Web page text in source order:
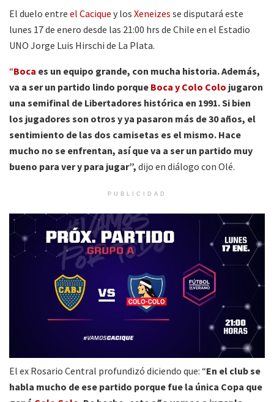
El duelo entre el Cacique y los Xeneizes se disputará este
lunes 17 de enero desde las 21:00 hrs de Chile en el Estadio
UNO Jorge Luis Hirschi de La Plata.
“Boca es un equipo grande, con mucha historia. Además,
va a ser un partido lindo porque Boca y Colo Colo jugaron
una semifinal de Libertadores histórica en 1991. Si bien
los jugadores son otros y ya pasaron más de 30 años, el
sentimiento de las dos camisetas es el mismo. Hace
mucho no se enfrentan, así que va a ser un partido muy
bueno para ver y para jugar”, dijo en diálogo con Olé.
PUBLICIDAD
El ex Rosario Central profundizó diciendo que: “En el club se
habla mucho de ese partido porque fue la única Copa que